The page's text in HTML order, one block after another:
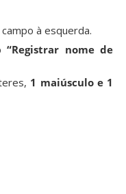
à esquerda.
“Registrar nome de
1 maiúsculo e 1